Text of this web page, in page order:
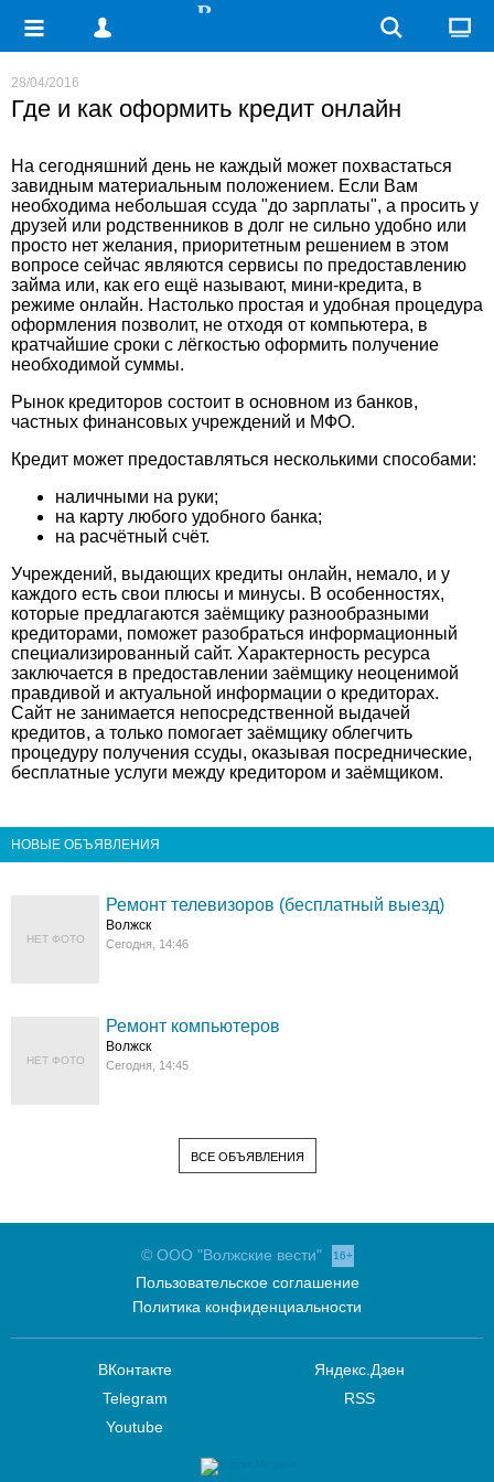
28/04/2016
Где и как оформить кредит онлайн
На сегодняшний день не каждый может похвастаться
завидным материальным положением. Если Вам
необходима небольшая ссуда "до зарплаты", а просить у
друзей или родственников в долг не сильно удобно или
просто нет желания, приоритетным решением в этом
вопросе сейчас являются сервисы по предоставлению
займа или, как его ещё называют, мини-кредита, в
режиме онлайн. Настолько простая и удобная процедура
оформления позволит, не отходя от компьютера, в
кратчайшие сроки с лёгкостью оформить получение
необходимой суммы.
Рынок кредиторов состоит в основном из банков,
частных финансовых учреждений и МФО.
Кредит может предоставляться несколькими способами:
наличными на руки;
на карту любого удобного банка;
на расчётный счёт.
Учреждений, выдающих кредиты онлайн, немало, и у
каждого есть свои плюсы и минусы. В особенностях,
которые предлагаются заёмщику разнообразными
кредиторами, поможет разобраться информационный
специализированный сайт. Характерность ресурса
заключается в предоставлении заёмщику неоценимой
правдивой и актуальной информации о кредиторах.
Сайт не занимается непосредственной выдачей
кредитов, а только помогает заёмщику облегчить
процедуру получения ссуды, оказывая посреднические,
бесплатные услуги между кредитором и заёмщиком.
НОВЫЕ ОБЪЯВЛЕНИЯ
НЕТ ФОТО
Ремонт телевизоров (бесплатный выезд)
Волжск
Сегодня, 14:46
НЕТ ФОТО
Ремонт компьютеров
Волжск
Сегодня, 14:45
ВСЕ ОБЪЯВЛЕНИЯ
© ООО "Волжские вести" 16+
Пользовательское соглашение
Политика конфиденциальности
ВКонтакте
Telegram
Youtube
Яндекс.Дзен
RSS